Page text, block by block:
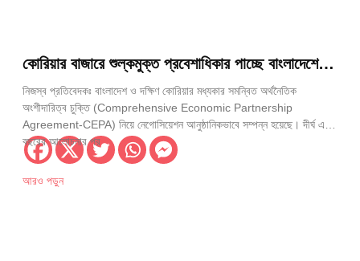
কোরিয়ার বাজারে শুল্কমুক্ত প্রবেশাধিকার পাচ্ছে বাংলাদেশের
৮৪২৮ পণ্য
নিজস্ব প্রতিবেদকঃ বাংলাদেশ ও দক্ষিণ কোরিয়ার মধ্যকার সমন্বিত অর্থনৈতিক
অংশীদারিত্ব চুক্তি (Comprehensive Economic Partnership
Agreement-CEPA) নিয়ে নেগোসিয়েশন আনুষ্ঠানিকভাবে সম্পন্ন হয়েছে। দীর্ঘ এক
বছরের আলোচনার পর
আরও পড়ুন